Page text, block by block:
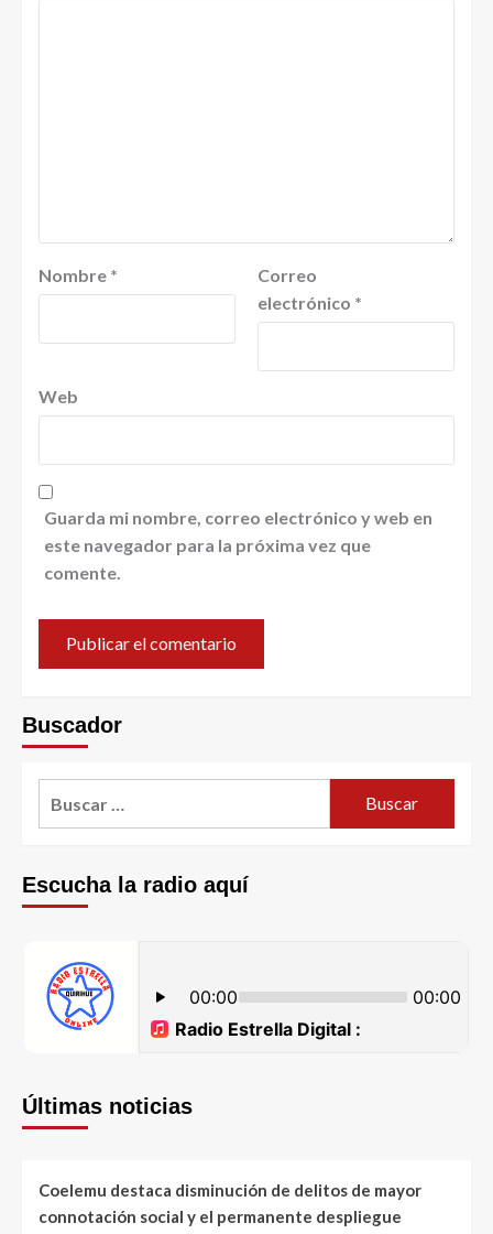
Nombre *
Correo
electrónico *
Web
Guarda mi nombre, correo electrónico y web en
este navegador para la próxima vez que
comente.
Buscador
Escucha la radio aquí
Últimas noticias
Coelemu destaca disminución de delitos de mayor
connotación social y el permanente despliegue